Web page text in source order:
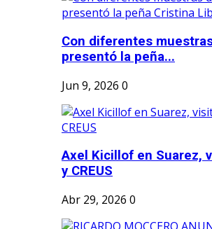
Con diferentes
presentó la peña...
Jun 9, 2026 0
Axel Kicillof en Suarez,
y CREUS
Abr 29, 2026 0